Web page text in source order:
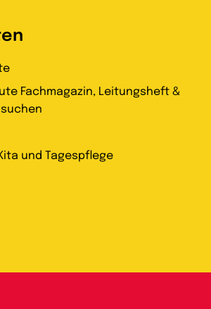
Fachmagazin, Leitungsheft &
und Tagespflege